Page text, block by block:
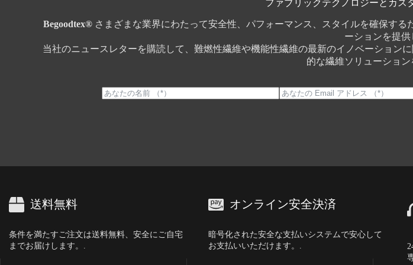
ファブリックテクノロジーとカス
Begoodtex®さまざまな業界にわたって安全性、パフォーマンス、スタイルを確保す
ーションを提供
当社のニュースレターを購読して、難燃性繊維や機能性繊維の最新のイノベーション
的な繊維ソリューショ
送料無料
条件を満たすご注文は送料無料、安全にご自宅
までお届けします。.
オンライン安全決済
暗号化された安全な支払いシステムで安心して
お支払いいただけます。.